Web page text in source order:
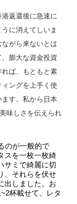
返還後に急速に
に消えてしいま
がら来ないとは
膨大な資金投資
ば、もともと素
ングを上手く使
す。私から日本
味しさを伝えられ
のが一般的で
スを一枚一枚綺
サミで綺麗に切
、それらを伏せ
出しました。お
杯載せて、レタ